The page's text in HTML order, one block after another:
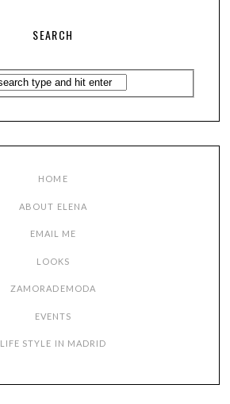
SEARCH
HOME
ABOUT ELENA
EMAIL ME
LOOKS
ZAMORADEMODA
EVENTS
LIFE STYLE IN MADRID